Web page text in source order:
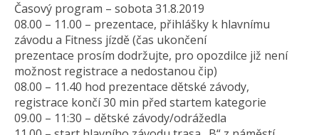
Časový program – sobota 31.8.2019
08.00 – 11.00 – prezentace, přihlášky k hlavnímu
závodu a Fitness jízdě (čas ukončení
prezentace prosím dodržujte, pro opozdilce již není
možnost registrace a nedostanou čip)
08.00 – 11.40 hod prezentace dětské závody,
registrace končí 30 min před startem kategorie
09.00 – 11:30 – dětské závody/odrážedla